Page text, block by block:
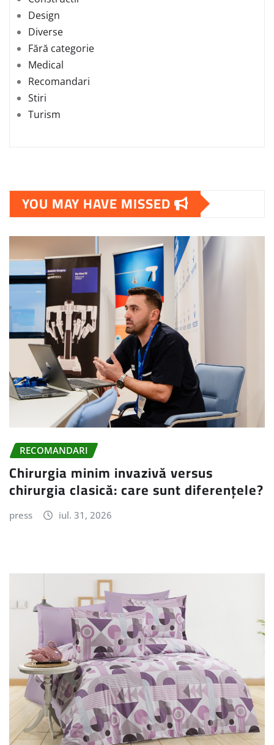
Design
Diverse
Fără categorie
Medical
Recomandari
Stiri
Turism
YOU MAY HAVE MISSED
RECOMANDARI
Chirurgia minim invazivă versus
chirurgia clasică: care sunt diferențele?
press iul. 31, 2026